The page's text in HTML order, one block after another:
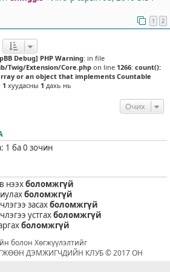
1 2
Debug] PHP Warning: in file
Twig/Extension/Core.phpon line 1266: count():
or an object that implements Countable
1 хуудасны 1 дахь нь
Очих
1 ба 0 зочин
нээхболомжгүй
боломжгүй
засахболомжгүй
устгахболомжгүй
боломжгүй
болон Хөгжүүлэлтийг
ДЭМЖИГЧДИЙН КЛУБ © 2017 ОН